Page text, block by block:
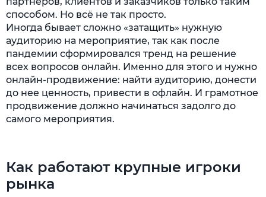
способом. Но всё не так просто.
Иногда бывает сложно «затащить» нужную
аудиторию на мероприятие, так как после
пандемии сформировался тренд на решение
всех вопросов онлайн. Именно для этого и нужно
онлайн-продвижение: найти аудиторию, донести
до нее ценность, привести в офлайн. И грамотное
продвижение должно начинаться задолго до
самого мероприятия.
Как работают крупные игроки
рынка